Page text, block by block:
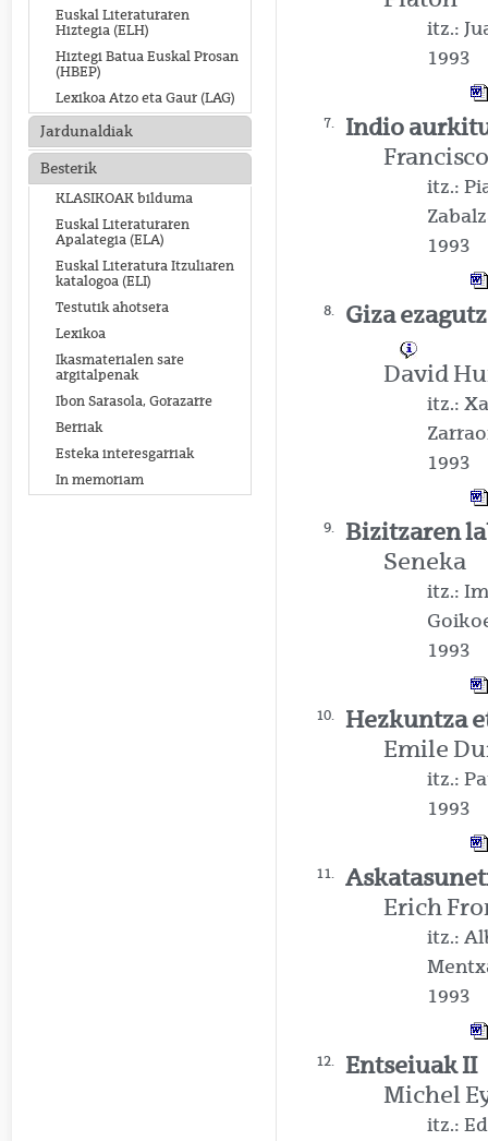
Euskal Literaturaren
Hiztegia (ELH)
Hiztegi Batua Euskal Prosan
(HBEP)
Lexikoa Atzo eta Gaur (LAG)
Jardunaldiak
Besterik
KLASIKOAK bilduma
Euskal Literaturaren
Apalategia (ELA)
Euskal Literatura Itzuliaren
katalogoa (ELI)
Testutik ahotsera
Lexikoa
Ikasmaterialen sare
argitalpenak
Ibon Sarasola, Gorazarre
Berriak
Esteka interesgarriak
In memoriam
itz.:
1993
7.
Indio
itz.:
1993
8. Giza
David
itz.:
1993
9.
Bizitzaren
Seneka
itz.:
1993
10.
Hezkuntza
Emile
itz.:
1993
11.
Erich
itz.:
1993
12.
Entseiuak II
Michel
itz.: